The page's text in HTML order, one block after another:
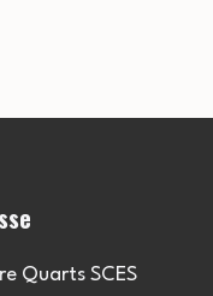
Quarts SCES